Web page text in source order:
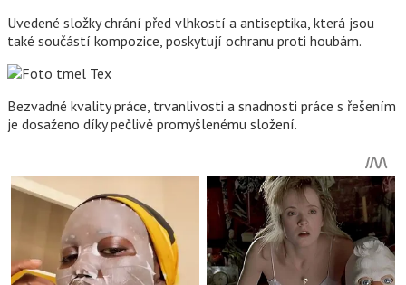
Uvedené složky chrání před vlhkostí a antiseptika, která jsou
také součástí kompozice, poskytují ochranu proti houbám.
Bezvadné kvality práce, trvanlivosti a snadnosti práce s řešením
je dosaženo díky pečlivě promyšlenému složení.